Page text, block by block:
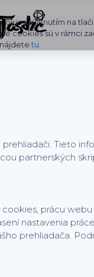
Kliknutím na
cookies sú v rámci
nájdetetu
Tieto
partnerských
prácu
nastavenia
prehliadača.